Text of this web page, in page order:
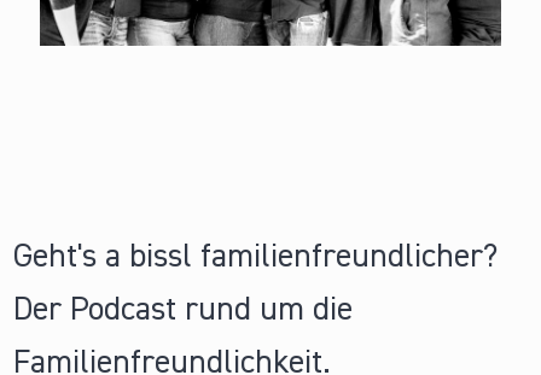
Geht's a bissl familienfreundlicher?
Der Podcast rund um die
Familienfreundlichkeit.